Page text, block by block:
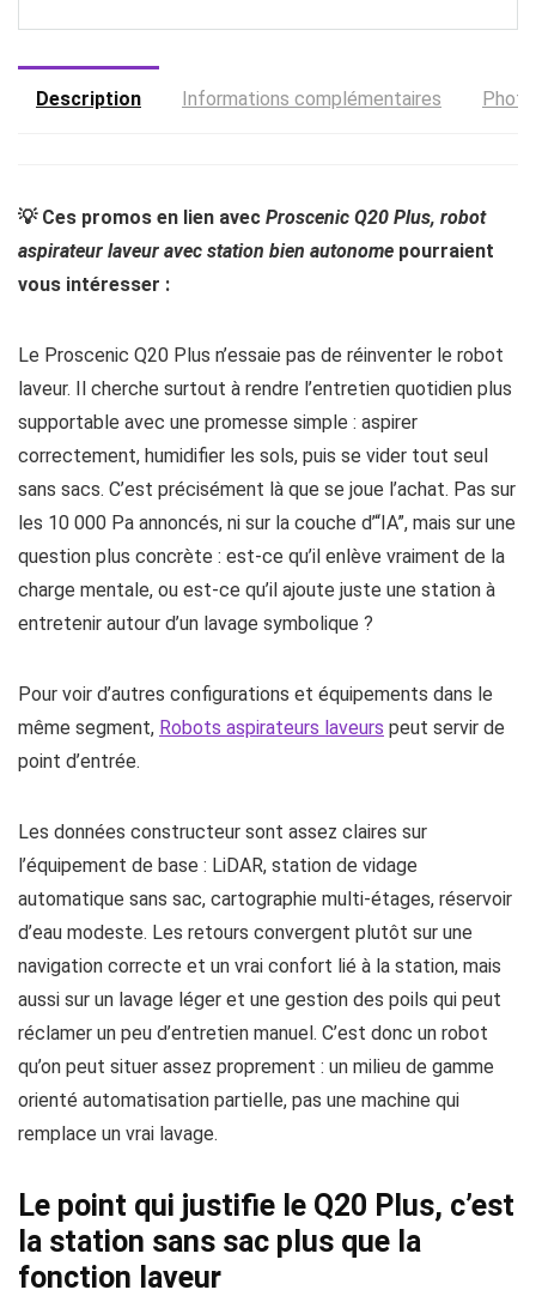
Description Informations complémentaires
💡 Ces promos en lien avec Proscenic Q20 Plus, robot
aspirateur laveur avec station bien autonome pourraient
vous intéresser :
Le Proscenic Q20 Plus n’essaie pas de réinventer le robot
laveur. Il cherche surtout à rendre l’entretien quotidien plus
supportable avec une promesse simple : aspirer
correctement, humidifier les sols, puis se vider tout seul
sans sacs. C’est précisément là que se joue l’achat. Pas sur
les 10 000 Pa annoncés, ni sur la couche d’“IA”, mais sur une
question plus concrète : est-ce qu’il enlève vraiment de la
charge mentale, ou est-ce qu’il ajoute juste une station à
entretenir autour d’un lavage symbolique ?
Pour voir d’autres configurations et équipements dans le
même segment, Robots aspirateurs laveurs peut servir de
point d’entrée.
Les données constructeur sont assez claires sur
l’équipement de base : LiDAR, station de vidage
automatique sans sac, cartographie multi-étages, réservoir
d’eau modeste. Les retours convergent plutôt sur une
navigation correcte et un vrai confort lié à la station, mais
aussi sur un lavage léger et une gestion des poils qui peut
réclamer un peu d’entretien manuel. C’est donc un robot
qu’on peut situer assez proprement : un milieu de gamme
orienté automatisation partielle, pas une machine qui
remplace un vrai lavage.
Le point qui justifie le Q20 Plus, c’est
la station sans sac plus que la
fonction laveur